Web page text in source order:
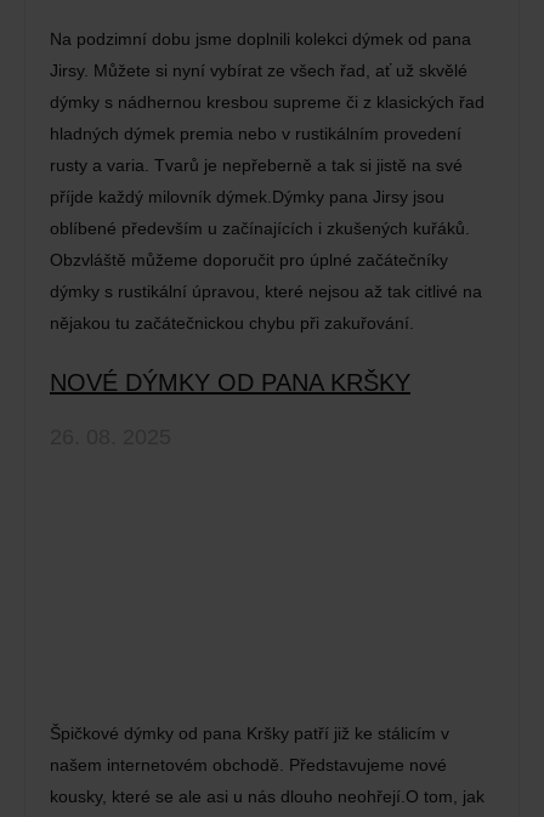
Na podzimní dobu jsme doplnili kolekci dýmek od pana
Jirsy. Můžete si nyní vybírat ze všech řad, ať už skvělé
dýmky s nádhernou kresbou supreme či z klasických řad
hladných dýmek premia nebo v rustikálním provedení
rusty a varia. Tvarů je nepřeberně a tak si jistě na své
příjde každý milovník dýmek.Dýmky pana Jirsy jsou
oblíbené především u začínajících i zkušených kuřáků.
Obzvláště můžeme doporučit pro úplné začátečníky
dýmky s rustikální úpravou, které nejsou až tak citlivé na
nějakou tu začátečnickou chybu při zakuřování.
NOVÉ DÝMKY OD PANA KRŠKY
Špičkové dýmky od pana Kršky patří již ke stálicím v
našem internetovém obchodě. Představujeme nové
kousky, které se ale asi u nás dlouho neohřejí.O tom, jak